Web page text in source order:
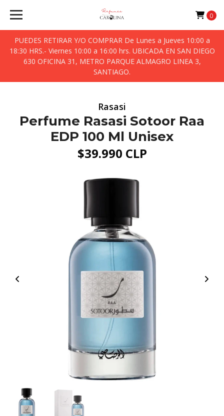
PUEDES RETIRAR Y/O COMPRAR De Lunes a Jueves 10:00 a
18:30 HRS.- Viernes 10:00 a 16:00 hrs. UBICADA EN SAN DIEGO
630 OFICINA 31, METRO PARQUE ALMAGRO LINEA 3,
SANTIAGO.
0
Rasasi
Perfume Rasasi Sotoor Raa
EDP 100 Ml Unisex
$39.990 CLP